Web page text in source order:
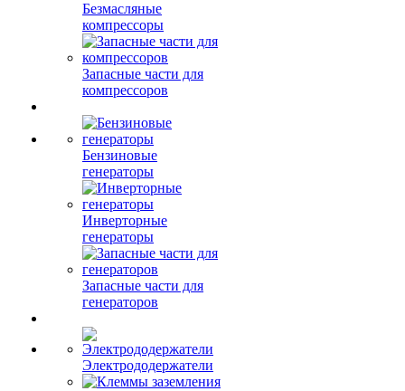
Безмасляные
компрессоры
Запасные части для
компрессоров
Бензиновые
генераторы
Инверторные
генераторы
Запасные части для
генераторов
Электрододержатели